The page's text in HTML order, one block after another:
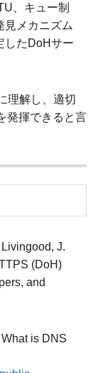
、キュー制
見メカニズム
したDoHサー
理解し、適切
発揮できると言
J.
(DoH)
and
is DNS